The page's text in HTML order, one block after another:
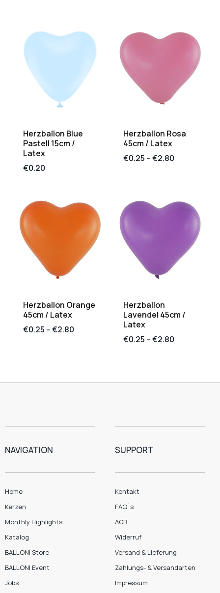
Herzballon Blue
Pastell 15cm /
Latex
€0.20
Herzballon Rosa
45cm / Latex
€0.25 –€2.80
Herzballon Orange
45cm / Latex
€0.25 –€2.80
Herzballon
Lavendel 45cm /
Latex
€0.25 –€2.80
NAVIGATION
Home
Kerzen
Monthly Highlights
Katalog
BALLONI Store
BALLONI Event
Jobs
SUPPORT
Kontakt
FAQ´s
AGB
Widerruf
Versand & Lieferung
Zahlungs- & Versandarten
Impressum